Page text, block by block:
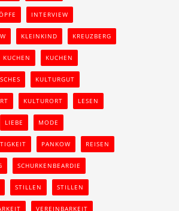
INTERVIEW
KLEINKIND KREUZBERG
KUCHEN KUCHEN
KULTURGUT
KULTURORT LESEN
LIEBE MODE
PANKOW REISEN
SCHURKENBEARDIE
STILLEN STILLEN
VEREINBARKEIT